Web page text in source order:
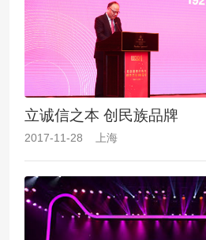
立诚信之本 创民族品牌
2017-11-28 上海